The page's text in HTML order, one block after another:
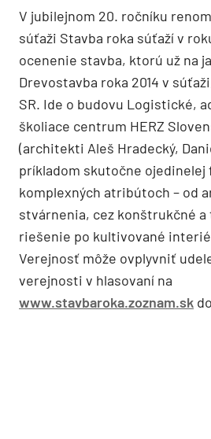
V jubilejnom 20. ročníku
súťaži Stavba roka súťaží v
ocenenie stavba, ktorú už na
Drevostavba roka 2014 v
SR. Ide o budovu Logistické,
školiace centrum HERZ
(architekti Aleš Hradecký,
príkladom skutočne
komplexných atribútoch – od
stvárnenia, cez konštrukčné
riešenie po kultivované
Verejnosť môže ovplyvniť
verejnosti v hlasovaní na
www.stavbaroka.zoznam.sk